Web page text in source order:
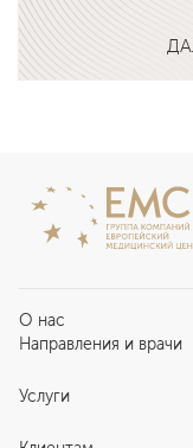
О нас
Отзывы пациентов
О клинике
Направления и врачи
Направления
Центры компетенций
Услуги